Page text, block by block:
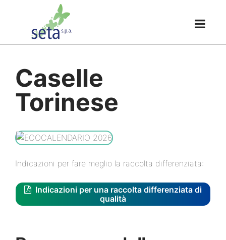
Caselle
Torinese
Indicazioni per fare meglio la raccolta differenziata:
Indicazioni per una raccolta differenziata di
qualità